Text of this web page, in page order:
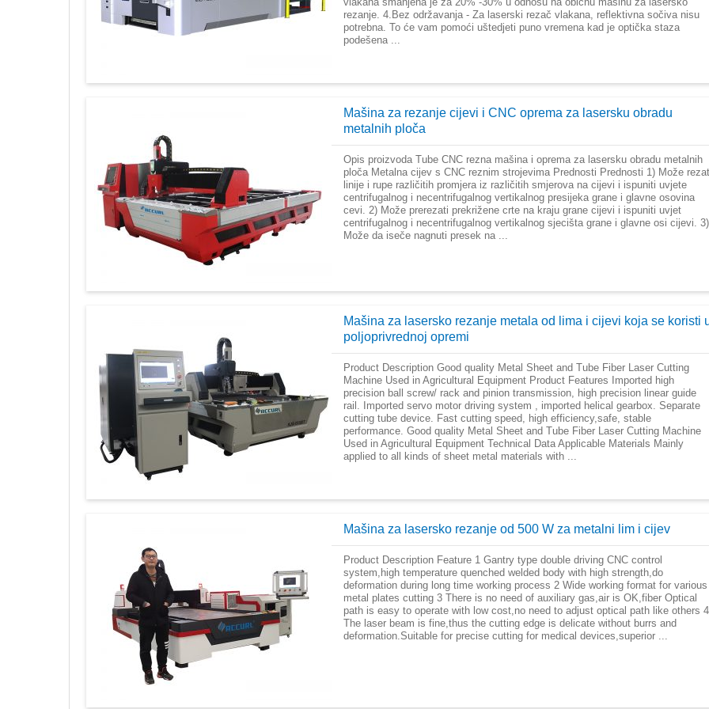
rezanje. 4.Bez održavanja - Za laserski rezač vlakana, reflektivna sočiva nisu
potrebna. To će vam pomoći uštedjeti puno vremena kad je optička staza
podešena ...
Mašina za rezanje cijevi i CNC oprema za lasersku obradu
metalnih ploča
Opis proizvoda Tube CNC rezna mašina i oprema za lasersku obradu metalnih
ploča Metalna cijev s CNC reznim strojevima Prednosti Prednosti 1) Može
linije i rupe različitih promjera iz različitih smjerova na cijevi i ispuniti uvjete
centrifugalnog i necentrifugalnog vertikalnog presijeka grane i glavne osovina
cevi. 2) Može prerezati prekrižene crte na kraju grane cijevi i ispuniti uvjet
centrifugalnog i necentrifugalnog vertikalnog sjecišta grane i glavne osi cijevi. 3)
Može da iseče nagnuti presek na ...
Mašina za lasersko rezanje metala od lima i cijevi koja se koristi
poljoprivrednoj opremi
Product Description Good quality Metal Sheet and Tube Fiber Laser Cutting
Machine Used in Agricultural Equipment Product Features Imported high
precision ball screw/ rack and pinion transmission, high precision linear guide
rail. Imported servo motor driving system , imported helical gearbox. Separate
cutting tube device. Fast cutting speed, high efficiency,safe, stable
performance. Good quality Metal Sheet and Tube Fiber Laser Cutting Machine
Used in Agricultural Equipment Technical Data Applicable Materials Mainly
applied to all kinds of sheet metal materials with ...
Mašina za lasersko rezanje od 500 W za metalni lim i cijev
Product Description Feature 1 Gantry type double driving CNC control
system,high temperature quenched welded body with high strength,do
deformation during long time working process 2 Wide working format for various
metal plates cutting 3 There is no need of auxiliary gas,air is OK,fiber Optical
path is easy to operate with low cost,no need to adjust optical path like others 4
The laser beam is fine,thus the cutting edge is delicate without burrs and
deformation.Suitable for precise cutting for medical devices,superior ...